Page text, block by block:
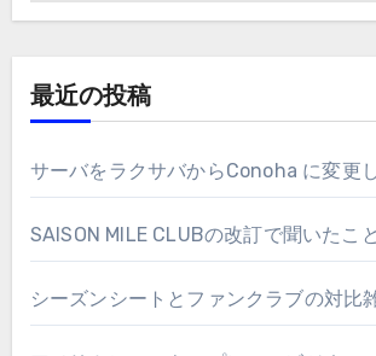
最近の投稿
サーバをラクサバからConoha に変更
SAISON MILE CLUBの改訂で聞いたこと
シーズンシートとファンクラブの対比